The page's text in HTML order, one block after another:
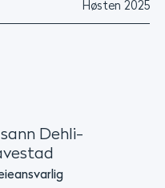
Høsten 2025
Dehli-